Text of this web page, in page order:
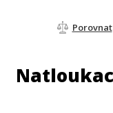
Porovnat